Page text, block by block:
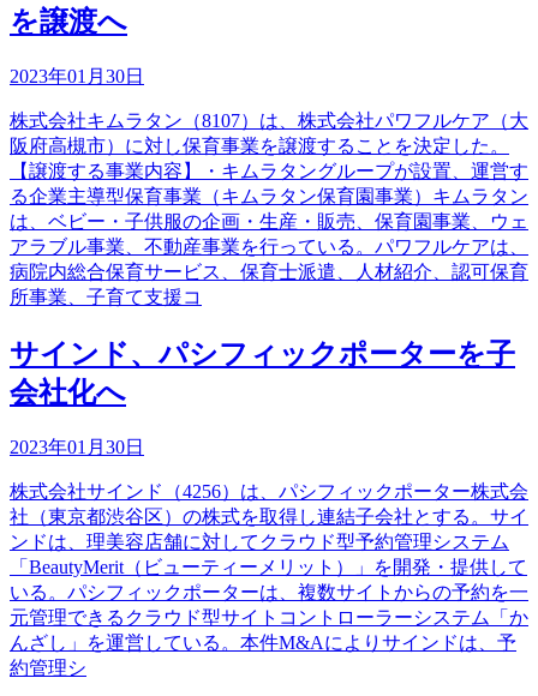
を譲渡へ
2023年01月30日
株式会社キムラタン（8107）は、株式会社パワフルケア（大
阪府高槻市）に対し保育事業を譲渡することを決定した。
【譲渡する事業内容】・キムラタングループが設置、運営す
る企業主導型保育事業（キムラタン保育園事業）キムラタン
は、ベビー・子供服の企画・生産・販売、保育園事業、ウェ
アラブル事業、不動産事業を行っている。パワフルケアは、
病院内総合保育サービス、保育士派遣、人材紹介、認可保育
所事業、子育て支援コ
サインド、パシフィックポーターを子
会社化へ
2023年01月30日
株式会社サインド（4256）は、パシフィックポーター株式会
社（東京都渋谷区）の株式を取得し連結子会社とする。サイ
ンドは、理美容店舗に対してクラウド型予約管理システム
「BeautyMerit（ビューティーメリット）」を開発・提供して
いる。パシフィックポーターは、複数サイトからの予約を一
元管理できるクラウド型サイトコントローラーシステム「か
んざし」を運営している。本件M&Aによりサインドは、予
約管理シ